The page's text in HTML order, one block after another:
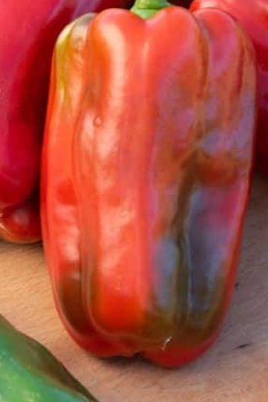
de terre de bruyère
Grimpantes
fruitiers
méditerranéennes et exotiques
Plantes
Plantes
Plantes
Plantes
Plantes
Plantes
Plantes
Lavande
Graminées